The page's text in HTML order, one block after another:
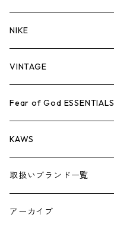
バッグ
シューズ
小物
コラボレーション
×THE NORTH FACE
×COMME des GARCONS
シーズンアイテム
26SS
BOX LOGOアイテム
キャップ・ハット
バッグ
シューズ
小物
パンツ
キャップ・ハット
バッグ
シューズ
小物
ジャケット
パンツ
キャップ・ハット
バッグ
シューズ
小物
シャツ
ジャケット
パンツ
キャップ・ハット
バッグ
シューズ
スウェット/ニット
シャツ
ジャケット
パンツ
キャップ
バッグ
ロンTEE
スウェット/ニット
シャツ
ジャケット
パンツ
キャップ・ハット
Tシャツ
ロンTEE
スウェット/ニット
シャツ
ジャケット
パンツ
NIKE
シューズ
AIR JORDAN 1
AIR JORDAN 3
アパレル・小物
VINTAGE
Tシャツ
ロンTEE
スウェット/ニット
ジャケット
Fear of God ESSENTIALS
Tシャツ
ロンTEE
スウェット/ニット
KAWS
アパレル
小物
取扱いブランド一覧
A
アーカイブ